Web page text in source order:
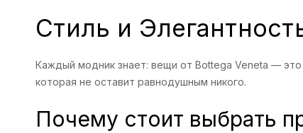
Стиль и
Каждый модник знает: вещи от Bottega Veneta —
которая не оставит равнодушным никого.
Почему стоит выбрать